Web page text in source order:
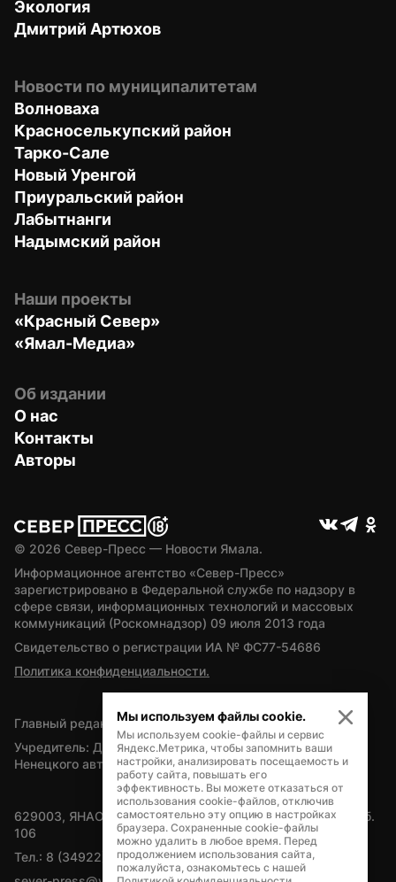
Экология
Дмитрий Артюхов
Новости по муниципалитетам
Волноваха
Красноселькупский район
Тарко-Сале
Новый Уренгой
Приуральский район
Лабытнанги
Надымский район
Наши проекты
«Красный Север»
«Ямал-Медиа»
Об издании
О нас
Контакты
Авторы
© 2026 Север-Пресс — Новости Ямала.
Информационное агентство «Север-Пресс»
зарегистрировано в Федеральной службе по надзору в
сфере связи, информационных технологий и массовых
коммуникаций (Роскомнадзор) 09 июля 2013 года
Свидетельство о регистрации ИА № ФС77-54686
Политика конфиденциальности.
Главный редактор — А.Л. Поздеев
Учредитель: Департамент внутренней политики Ямало-
Ненецкого автономного округа
629003, ЯНАО, Салехард, мкр. Богдана Кнунянца, д.1, каб.
106
Тел.: 8 (34922) 71262
Мы используем файлы cookie.
Мы используем cookie-файлы и сервис
Яндекс.Метрика, чтобы запомнить ваши
настройки, анализировать посещаемость и
работу сайта, повышать его
эффективность. Вы можете отказаться от
использования cookie-файлов, отключив
самостоятельно эту опцию в настройках
браузера. Сохраненные cookie-файлы
можно удалить в любое время. Перед
продолжением использования сайта,
пожалуйста, ознакомьтесь с нашей